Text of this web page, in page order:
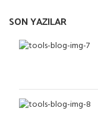
SON YAZILAR